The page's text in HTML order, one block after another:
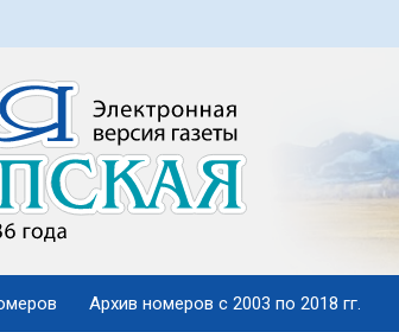
Архив номеров с 2003 по 2018 гг.